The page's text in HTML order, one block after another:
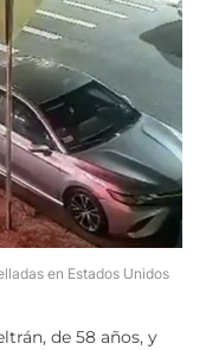
en Estados Unidos
de 58 años, y